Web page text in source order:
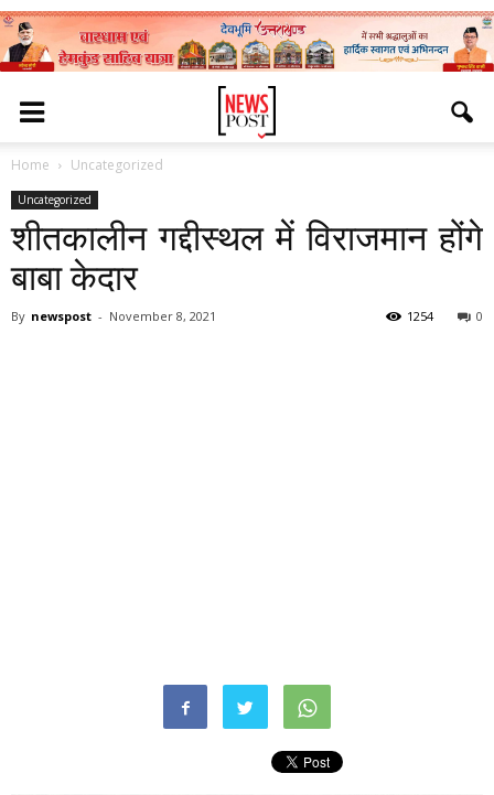
Home Uncategorized
Uncategorized
शीतकालीन गद्दीस्थल में विराजमान होंगे
बाबा केदार
By newspost - November 8, 2021 0
1254